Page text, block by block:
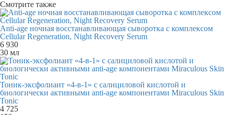
Смотрите также
Anti-age ночная восстанавливающая сыворотка с комплексом
Cellular Regeneration, Night Recovery Serum
6 930
30 мл
Тоник-эксфолиант «4-в-1» с салициловой кислотой и
биологически активными anti-age компонентами Miraculous Skin
Tonic
4 725